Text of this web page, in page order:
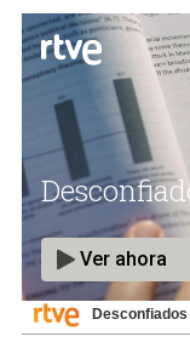
Desconfiados